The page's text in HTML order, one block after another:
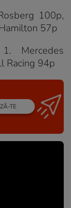
100p,
57p
Mercedes
Racing 94p
TE